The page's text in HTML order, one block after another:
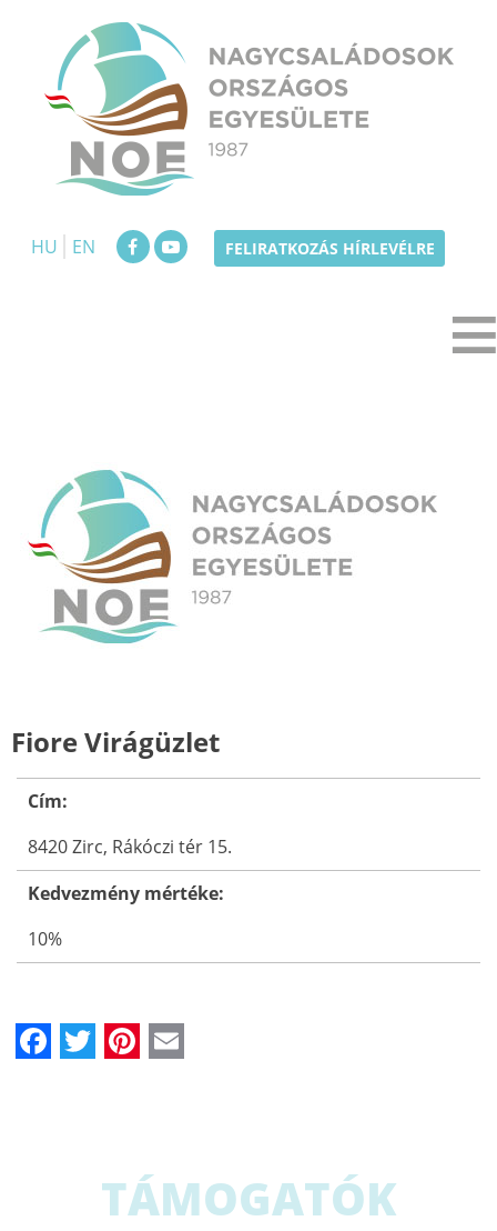
content
HU
EN FELIRATKOZÁS HÍRLEVÉLRE
Fiore Virágüzlet
Cím:
8420 Zirc, Rákóczi tér 15.
Kedvezmény mértéke:
10%
Facebook
TwitterPinterest
TÁMOGATÓK